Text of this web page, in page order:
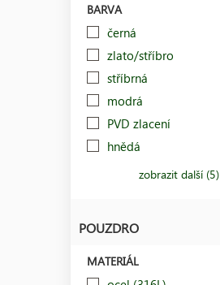
BARVA
černá
zlato/stříbro
stříbrná
modrá
PVD zlacení
hnědá
zobrazit další (5)
POUZDRO
MATERIÁL